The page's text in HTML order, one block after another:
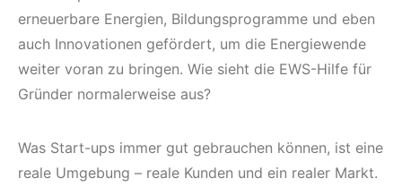
erneuerbare Energien, Bildungsprogramme und eben
auch Innovationen gefördert, um die Energiewende
weiter voran zu bringen. Wie sieht die EWS-Hilfe für
Gründer normalerweise aus?
Was Start-ups immer gut gebrauchen können, ist eine
reale Umgebung – reale Kunden und ein realer Markt.